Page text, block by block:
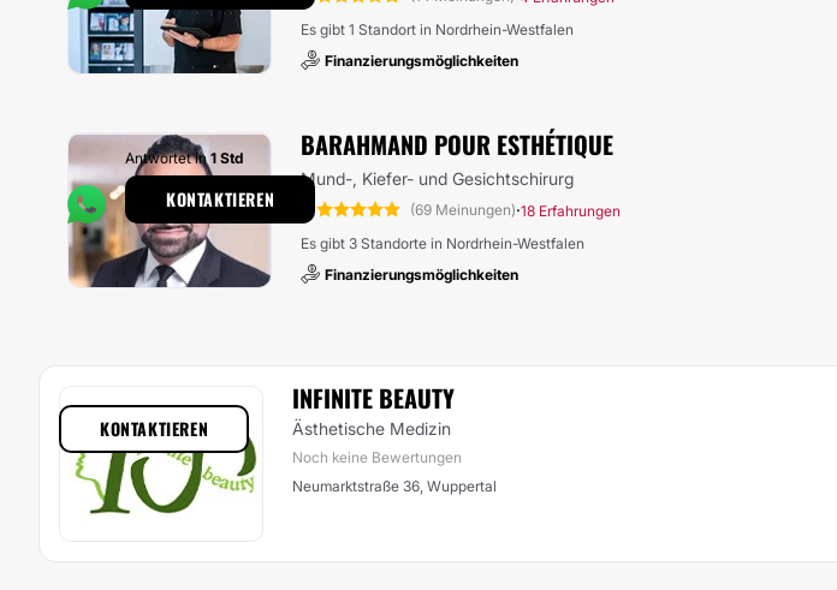
Es gibt 1 Standort in Nordrhein-Westfalen
Finanzierungsmöglichkeiten
BARAHMAND POUR ESTHÉTIQUE
Mund-, Kiefer- und Gesichtschirurg
(69 Meinungen)·18 Erfahrungen
Es gibt 3 Standorte in Nordrhein-Westfalen
Finanzierungsmöglichkeiten
Antwortet in1 Std
KONTAKTIEREN
INFINITE BEAUTY
Ästhetische Medizin
Noch keine Bewertungen
Neumarktstraße 36, Wuppertal
KONTAKTIEREN